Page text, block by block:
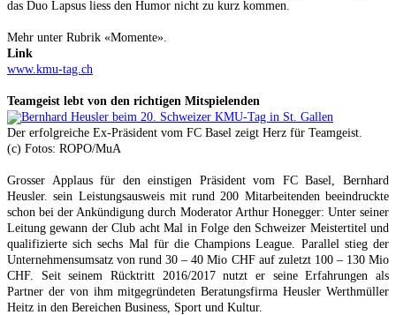
das Duo Lapsus liess den Humor nicht zu kurz kommen.
Mehr unter Rubrik «Momente».
Link
www.kmu-tag.ch
Teamgeist lebt von den richtigen Mitspielenden
Der erfolgreiche Ex-Präsident vom FC Basel zeigt Herz für Teamgeist.
(c) Fotos: ROPO/MuA
Grosser Applaus für den einstigen Präsident vom FC Basel, Bernhard
Heusler. sein Leistungsausweis mit rund 200 Mitarbeitenden beeindruckte
schon bei der Ankündigung durch Moderator Arthur Honegger: Unter seiner
Leitung gewann der Club acht Mal in Folge den Schweizer Meistertitel und
qualifizierte sich sechs Mal für die Champions League. Parallel stieg der
Unternehmensumsatz von rund 30 – 40 Mio CHF auf zuletzt 100 – 130 Mio
CHF. Seit seinem Rücktritt 2016/2017 nutzt er seine Erfahrungen als
Partner der von ihm mitgegründeten Beratungsfirma Heusler Werthmüller
Heitz in den Bereichen Business, Sport und Kultur.